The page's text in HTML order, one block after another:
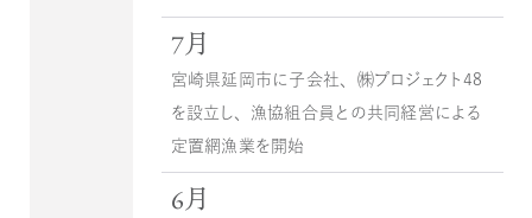
7月
宮崎県延岡市に子会社、㈱プロジェクト４８
を設立し、漁協組合員との共同経営による
定置網漁業を開始
6月